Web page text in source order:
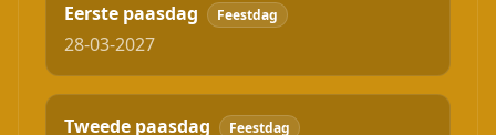
Eerste paasdag Feestdag
28-03-2027
Tweede paasdag Feestdag